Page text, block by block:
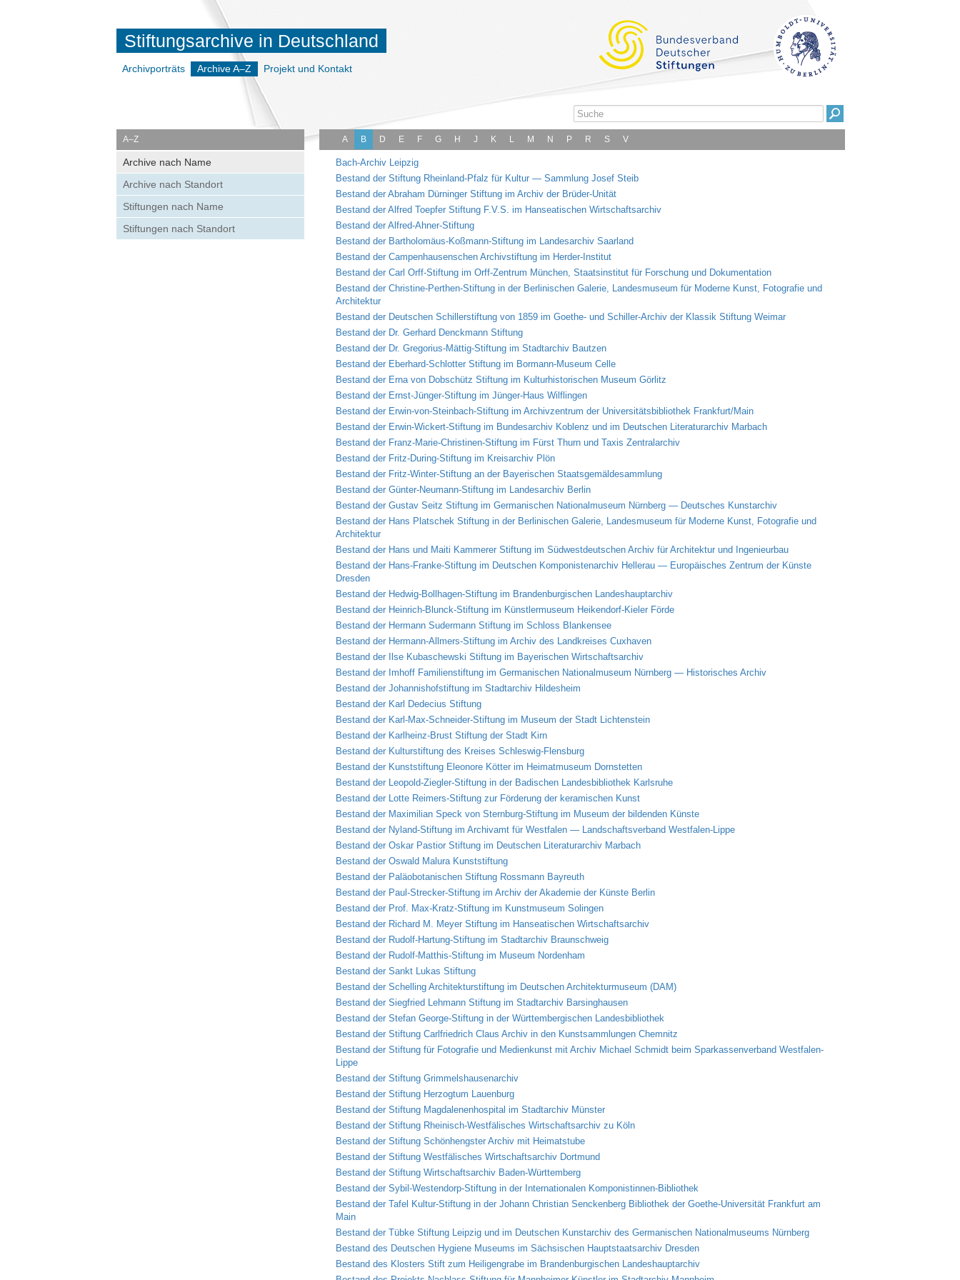
Stiftungsarchive in Deutschland
Archivporträts Archive A–Z Projekt und Kontakt
A–Z
Archive nach Name
Archive nach Standort
Stiftungen nach Name
Stiftungen nach Standort
A B D E F G H J K L M N P R S V
Bach-Archiv Leipzig
Bestand der Stiftung Rheinland-Pfalz für Kultur — Sammlung Josef Steib
Bestand der Abraham Dürninger Stiftung im Archiv der Brüder-Unität
Bestand der Alfred Toepfer Stiftung F.V.S. im Hanseatischen Wirtschaftsarchiv
Bestand der Alfred-Ahner-Stiftung
Bestand der Bartholomäus-Koßmann-Stiftung im Landesarchiv Saarland
Bestand der Campenhausenschen Archivstiftung im Herder-Institut
Bestand der Carl Orff-Stiftung im Orff-Zentrum München, Staatsinstitut für Forschung und Dokumentation
Bestand der Christine-Perthen-Stiftung in der Berlinischen Galerie, Landesmuseum für Moderne Kunst, Fotografie und
Architektur
Bestand der Deutschen Schillerstiftung von 1859 im Goethe- und Schiller-Archiv der Klassik Stiftung Weimar
Bestand der Dr. Gerhard Denckmann Stiftung
Bestand der Dr. Gregorius-Mättig-Stiftung im Stadtarchiv Bautzen
Bestand der Eberhard-Schlotter Stiftung im Bormann-Museum Celle
Bestand der Erna von Dobschütz Stiftung im Kulturhistorischen Museum Görlitz
Bestand der Ernst-Jünger-Stiftung im Jünger-Haus Wilflingen
Bestand der Erwin-von-Steinbach-Stiftung im Archivzentrum der Universitätsbibliothek Frankfurt/Main
Bestand der Erwin-Wickert-Stiftung im Bundesarchiv Koblenz und im Deutschen Literaturarchiv Marbach
Bestand der Franz-Marie-Christinen-Stiftung im Fürst Thurn und Taxis Zentralarchiv
Bestand der Fritz-During-Stiftung im Kreisarchiv Plön
Bestand der Fritz-Winter-Stiftung an der Bayerischen Staatsgemäldesammlung
Bestand der Günter-Neumann-Stiftung im Landesarchiv Berlin
Bestand der Gustav Seitz Stiftung im Germanischen Nationalmuseum Nürnberg — Deutsches Kunstarchiv
Bestand der Hans Platschek Stiftung in der Berlinischen Galerie, Landesmuseum für Moderne Kunst, Fotografie und
Architektur
Bestand der Hans und Maiti Kammerer Stiftung im Südwestdeutschen Archiv für Architektur und Ingenieurbau
Bestand der Hans-Franke-Stiftung im Deutschen Komponistenarchiv Hellerau — Europäisches Zentrum der Künste
Dresden
Bestand der Hedwig-Bollhagen-Stiftung im Brandenburgischen Landeshauptarchiv
Bestand der Heinrich-Blunck-Stiftung im Künstlermuseum Heikendorf-Kieler Förde
Bestand der Hermann Sudermann Stiftung im Schloss Blankensee
Bestand der Hermann-Allmers-Stiftung im Archiv des Landkreises Cuxhaven
Bestand der Ilse Kubaschewski Stiftung im Bayerischen Wirtschaftsarchiv
Bestand der Imhoff Familienstiftung im Germanischen Nationalmuseum Nürnberg — Historisches Archiv
Bestand der Johannishofstiftung im Stadtarchiv Hildesheim
Bestand der Karl Dedecius Stiftung
Bestand der Karl-Max-Schneider-Stiftung im Museum der Stadt Lichtenstein
Bestand der Karlheinz-Brust Stiftung der Stadt Kirn
Bestand der Kulturstiftung des Kreises Schleswig-Flensburg
Bestand der Kunststiftung Eleonore Kötter im Heimatmuseum Dornstetten
Bestand der Leopold-Ziegler-Stiftung in der Badischen Landesbibliothek Karlsruhe
Bestand der Lotte Reimers-Stiftung zur Förderung der keramischen Kunst
Bestand der Maximilian Speck von Sternburg-Stiftung im Museum der bildenden Künste
Bestand der Nyland-Stiftung im Archivamt für Westfalen — Landschaftsverband Westfalen-Lippe
Bestand der Oskar Pastior Stiftung im Deutschen Literaturarchiv Marbach
Bestand der Oswald Malura Kunststiftung
Bestand der Paläobotanischen Stiftung Rossmann Bayreuth
Bestand der Paul-Strecker-Stiftung im Archiv der Akademie der Künste Berlin
Bestand der Prof. Max-Kratz-Stiftung im Kunstmuseum Solingen
Bestand der Richard M. Meyer Stiftung im Hanseatischen Wirtschaftsarchiv
Bestand der Rudolf-Hartung-Stiftung im Stadtarchiv Braunschweig
Bestand der Rudolf-Matthis-Stiftung im Museum Nordenham
Bestand der Sankt Lukas Stiftung
Bestand der Schelling Architekturstiftung im Deutschen Architekturmuseum (DAM)
Bestand der Siegfried Lehmann Stiftung im Stadtarchiv Barsinghausen
Bestand der Stefan George-Stiftung in der Württembergischen Landesbibliothek
Bestand der Stiftung Carlfriedrich Claus Archiv in den Kunstsammlungen Chemnitz
Bestand der Stiftung für Fotografie und Medienkunst mit Archiv Michael Schmidt beim Sparkassenverband Westfalen-
Lippe
Bestand der Stiftung Grimmelshausenarchiv
Bestand der Stiftung Herzogtum Lauenburg
Bestand der Stiftung Magdalenenhospital im Stadtarchiv Münster
Bestand der Stiftung Rheinisch-Westfälisches Wirtschaftsarchiv zu Köln
Bestand der Stiftung Schönhengster Archiv mit Heimatstube
Bestand der Stiftung Westfälisches Wirtschaftsarchiv Dortmund
Bestand der Stiftung Wirtschaftsarchiv Baden-Württemberg
Bestand der Sybil-Westendorp-Stiftung in der Internationalen Komponistinnen-Bibliothek
Bestand der Tafel Kultur-Stiftung in der Johann Christian Senckenberg Bibliothek der Goethe-Universität Frankfurt am
Main
Bestand der Tübke Stiftung Leipzig und im Deutschen Kunstarchiv des Germanischen Nationalmuseums Nürnberg
Bestand des Deutschen Hygiene Museums im Sächsischen Hauptstaatsarchiv Dresden
Bestand des Klosters Stift zum Heiligengrabe im Brandenburgischen Landeshauptarchiv